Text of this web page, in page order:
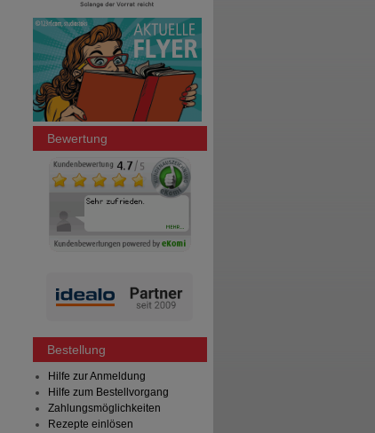
Bewertung
Bestellung
Hilfe zur Anmeldung
Hilfe zum Bestellvorgang
Zahlungsmöglichkeiten
Rezepte einlösen